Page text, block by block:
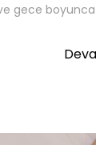
gece